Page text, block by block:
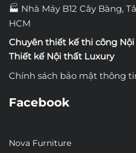
🏭 Nhà Máy B12 Cây Bàng,
HCM
Chuyên thiết kế thi công
Thiết kế Nội thất Luxury
Chính sách bảo mật thông
Facebook
Nova Furniture